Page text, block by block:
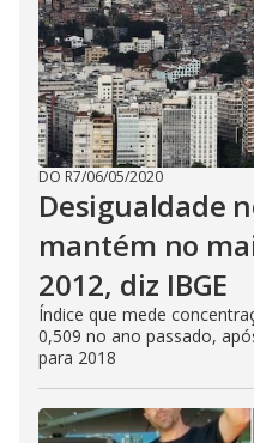
DO R7/06/05/2020
Desigualdade
mantém no
2012, diz IBGE
Índice que mede
0,509 no ano passado,
para 2018